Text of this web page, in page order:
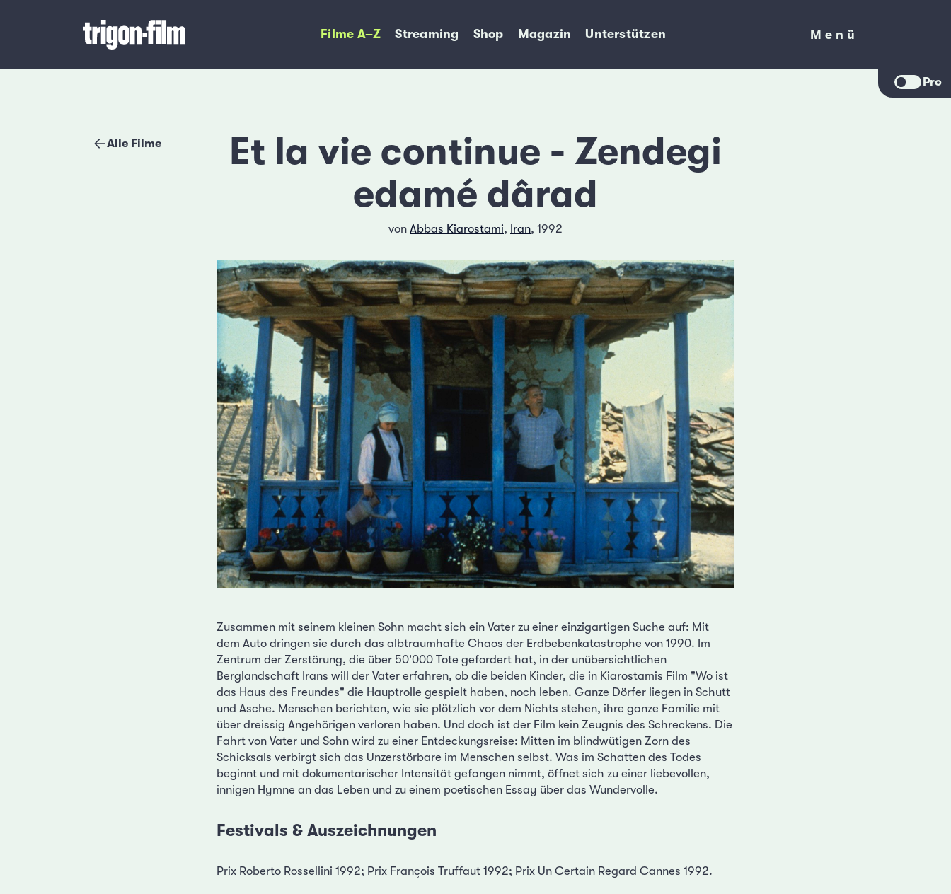
Filme A–Z Streaming Shop Magazin Unterstützen
Menü
Menü
Pro
Alle Filme
Et la vie continue - Zendegi
edamé dârad
von Abbas Kiarostami, Iran, 1992
Zusammen mit seinem kleinen Sohn macht sich ein Vater zu einer einzigartigen Suche auf: Mit
dem Auto dringen sie durch das albtraumhafte Chaos der Erdbebenkatastrophe von 1990. Im
Zentrum der Zerstörung, die über 50'000 Tote gefordert hat, in der unübersichtlichen
Berglandschaft Irans will der Vater erfahren, ob die beiden Kinder, die in Kiarostamis Film "Wo ist
das Haus des Freundes" die Hauptrolle gespielt haben, noch leben. Ganze Dörfer liegen in Schutt
und Asche. Menschen berichten, wie sie plötzlich vor dem Nichts stehen, ihre ganze Familie mit
über dreissig Angehörigen verloren haben. Und doch ist der Film kein Zeugnis des Schreckens. Die
Fahrt von Vater und Sohn wird zu einer Entdeckungsreise: Mitten im blindwütigen Zorn des
Schicksals verbirgt sich das Unzerstörbare im Menschen selbst. Was im Schatten des Todes
beginnt und mit dokumentarischer Intensität gefangen nimmt, öffnet sich zu einer liebevollen,
innigen Hymne an das Leben und zu einem poetischen Essay über das Wundervolle.
Festivals & Auszeichnungen
Prix Roberto Rossellini 1992; Prix François Truffaut 1992; Prix Un Certain Regard Cannes 1992.